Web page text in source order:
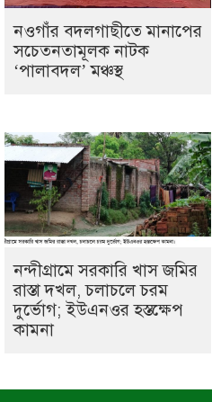
নওগাঁর বদলগাছীতে মানাপের
সচেতনতামূলক নাটক
‘পালাবদল’ মঞ্চস্থ
নন্দীগ্রামে সরকারি খাস জমির
রাস্তা দখল, চলাচলে চরম
দুর্ভোগ; ইউএনওর হস্তক্ষেপ
কামনা